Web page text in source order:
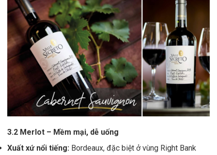
3.2 Merlot – Mềm mại, dễ uống
Xuất xứ nổi tiếng: Bordeaux, đặc biệt ở vùng Right Bank